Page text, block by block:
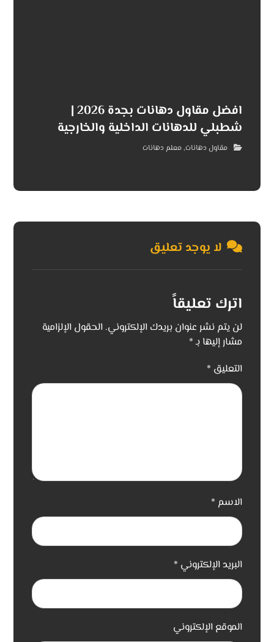
افضل مقاول دهانات بجدة 2026 |
شطبلي للدهانات الداخلية والخارجية
مقاول دهانات,معلم دهانات
لا يوجد تعليق
اترك تعليقاً
لن يتم نشر عنوان بريدك الإلكتروني. الحقول الإلزامية
مشار إليها بـ*
التعليق *
الاسم *
البريد الإلكتروني *
الموقع الإلكتروني